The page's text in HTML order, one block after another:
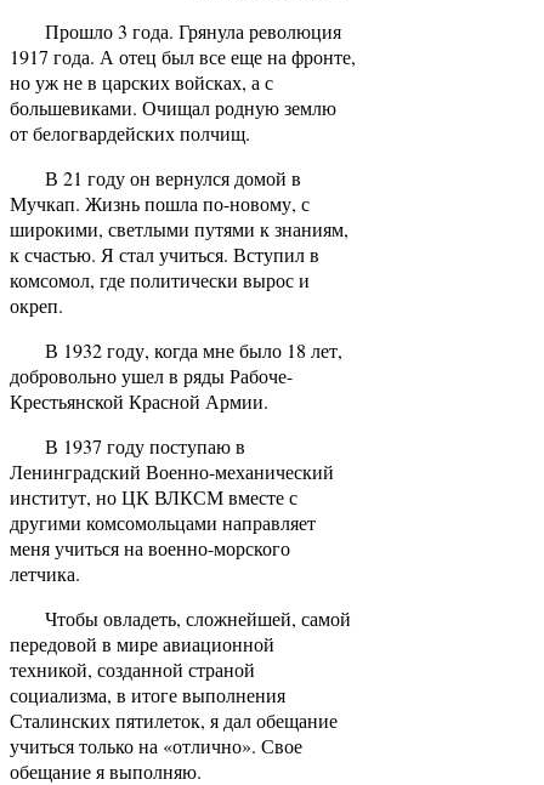
Прошло 3 года. Грянула революция
1917 года. А отец был все еще на фронте,
но уж не в царских войсках, а с
большевиками. Очищал родную землю
от белогвардейских полчищ.
В 21 году он вернулся домой в
Мучкап. Жизнь пошла по-новому, с
широкими, светлыми путями к знаниям,
к счастью. Я стал учиться. Вступил в
комсомол, где политически вырос и
окреп.
В 1932 году, когда мне было 18 лет,
добровольно ушел в ряды Рабоче-
Крестьянской Красной Армии.
В 1937 году поступаю в
Ленинградский Военно-механический
институт, но ЦК ВЛКСМ вместе с
другими комсомольцами направляет
меня учиться на военно-морского
летчика.
Чтобы овладеть, сложнейшей, самой
передовой в мире авиационной
техникой, созданной страной
социализма, в итоге выполнения
Сталинских пятилеток, я дал обещание
учиться только на «отлично». Свое
обещание я выполняю.